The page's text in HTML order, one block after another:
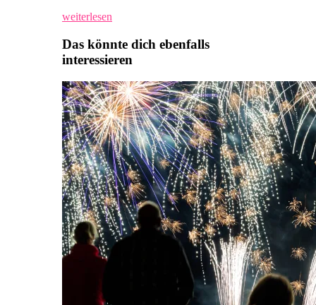
weiterlesen
Das könnte dich ebenfalls
interessieren